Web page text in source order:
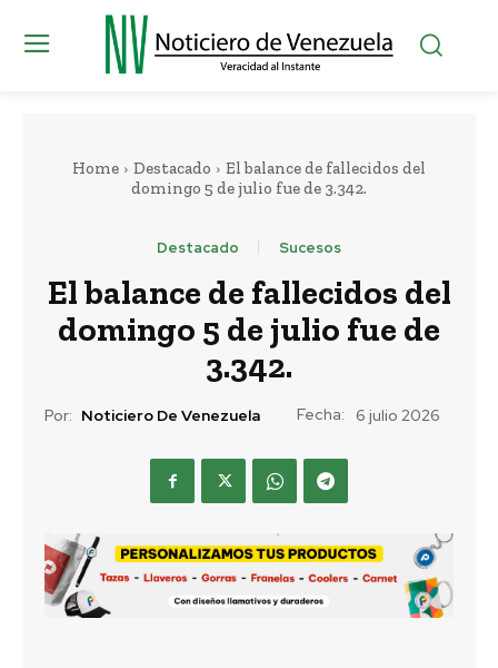
Home Destacado
El balance de fallecidos del
domingo 5 de julio fue de 3.342.
Destacado Sucesos
El balance de fallecidos del
domingo 5 de julio fue de
3.342.
Por: Noticiero De Venezuela Fecha: 6 julio 2026